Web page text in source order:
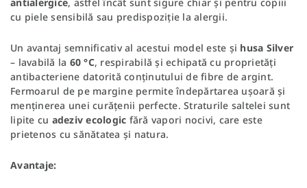
cu piele sensibilă sau predispoziție la alergii.
Un avantaj semnificativ al acestui model este și husa Silver
– lavabilă la 60 °C, respirabilă și echipată cu proprietăți
antibacteriene datorită conținutului de fibre de argint.
Fermoarul de pe margine permite îndepărtarea ușoară și
menținerea unei curățenii perfecte. Straturile saltelei sunt
lipite cu adeziv ecologic fără vapori nocivi, care este
prietenos cu sănătatea și natura.
Avantaje: